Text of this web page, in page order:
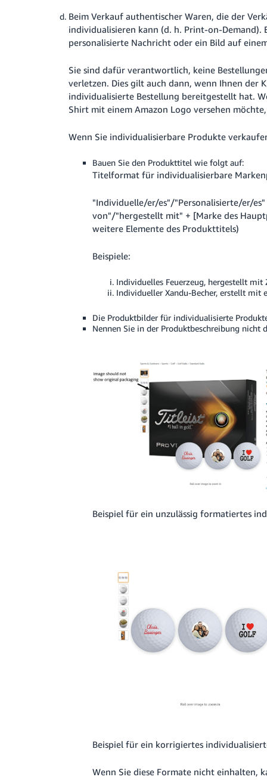
Beim Verkauf authentischer Waren, die der
individualisieren kann (d. h. Print-on-Demand).
personalisierte Nachricht oder ein Bild auf
Sie sind dafür verantwortlich, keine
verletzen. Dies gilt auch dann, wenn Ihnen der
individualisierte Bestellung bereitgestellt hat.
Shirt mit einem Amazon Logo versehen
Wenn Sie individualisierbare Produkte
Bauen Sie den Produkttitel wie folgt auf:
Titelformat für individualisierbare
"Individuelle/er/es"/"Personalisierte/er/
von"/"hergestellt mit" + [Marke des
weitere Elemente des Produkttitels)
Beispiele:
Individuelles Feuerzeug, hergestellt mit
Individueller Xandu-Becher, erstellt mit
Die Produktbilder für individualisierte
Nennen Sie in der Produktbeschreibung nicht
Beispiel für ein unzulässig formatiertes
Beispiel für ein korrigiertes
Wenn Sie diese Formate nicht einhalten,